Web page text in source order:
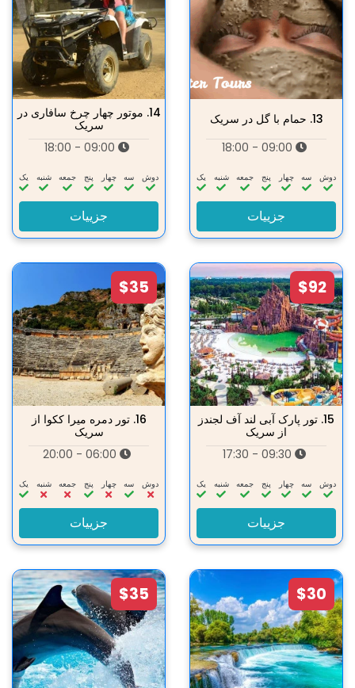
13. حمام با گل در سریک
دوش سه‌ چهار پنج جمعه شنبه یک
جزییات
14. موتور چهار چرخ سافاری در
سریک
دوش سه‌ چهار پنج جمعه شنبه یک
جزییات
$92
15. تور پارک آبی لند آف لجندز
از سریک
دوش سه‌ چهار پنج جمعه شنبه یک
جزییات
$35
16. تور دمره میرا ککوا از
سریک
دوش سه‌ چهار پنج جمعه شنبه یک
جزییات
$30
$35